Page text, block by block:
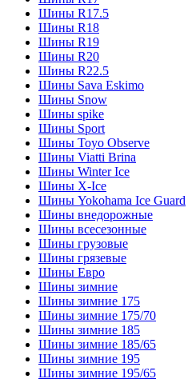
Шины R17.5
Шины R18
Шины R19
Шины R20
Шины R22.5
Шины Sava Eskimo
Шины Snow
Шины spike
Шины Sport
Шины Toyo Observe
Шины Viatti Brina
Шины Winter Ice
Шины X-Ice
Шины Yokohama Ice Guard
Шины внедорожные
Шины всесезонные
Шины грузовые
Шины грязевые
Шины Евро
Шины зимние
Шины зимние 175
Шины зимние 175/70
Шины зимние 185
Шины зимние 185/65
Шины зимние 195
Шины зимние 195/65